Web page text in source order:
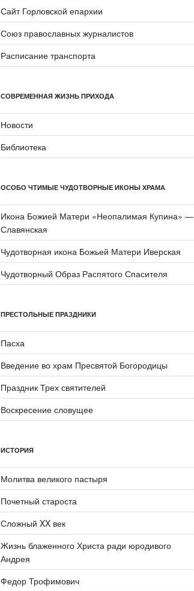
Сайт Горловской епархии
Союз православных журналистов
Расписание транспорта
СОВРЕМЕННАЯ ЖИЗНЬ ПРИХОДА
Новости
Библиотека
ОСОБО ЧТИМЫЕ ЧУДОТВОРНЫЕ ИКОНЫ ХРАМА
Икона Божией Матери «Неопали­мая Купина» —
Славянская
Чудотворная икона Божьей Матери Иверская
Чудотворный Образ Распятого Спасителя
ПРЕСТОЛЬНЫЕ ПРАЗДНИКИ
Пасха
Введение во храм Пресвятой Богородицы
Праздник Трех святителей
Воскресение словущее
ИСТОРИЯ
Молитва великого пастыря
Почетный староста
Сложный XX век
Жизнь блаженного Христа ради юродивого
Андрея
Федор Трофимович